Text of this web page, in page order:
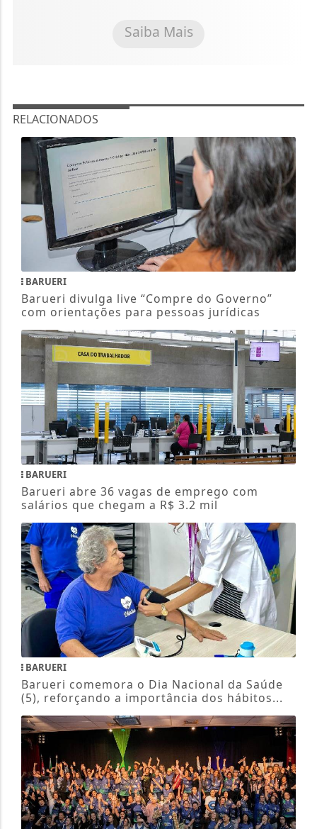
Saiba Mais
RELACIONADOS
BARUERI
Barueri divulga live “Compre do Governo”
com orientações para pessoas jurídicas
BARUERI
Barueri abre 36 vagas de emprego com
salários que chegam a R$ 3.2 mil
BARUERI
Barueri comemora o Dia Nacional da Saúde
(5), reforçando a importância dos hábitos...